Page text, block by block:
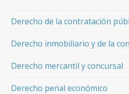
Derecho de la contratación
Derecho inmobiliario y de la
Derecho mercantil y concursal
Derecho penal económico